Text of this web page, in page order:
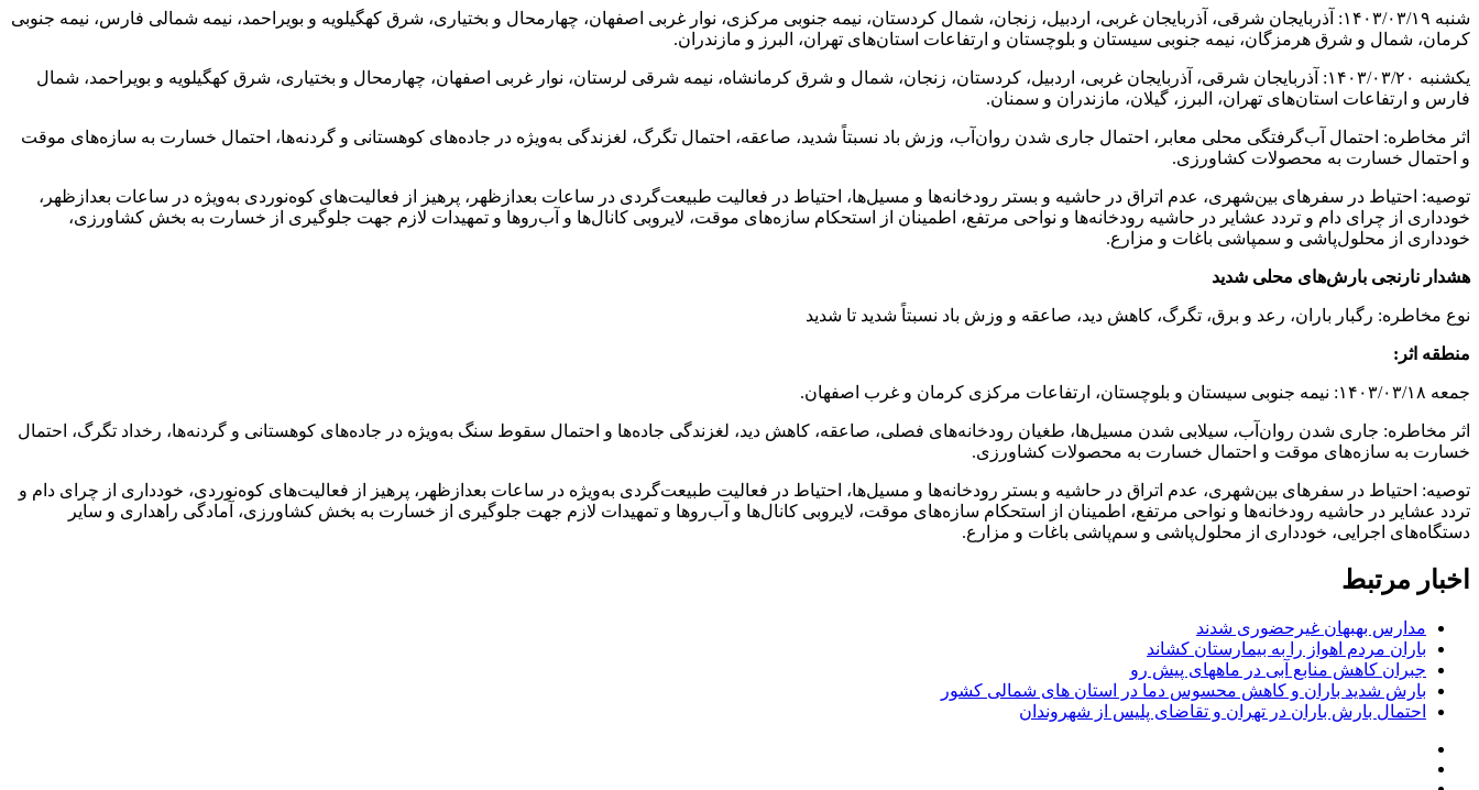
شنبه ۱۴۰۳/۰۳/۱۹: آذربایجان شرقی، آذربایجان غربی، اردبیل، زنجان، شمال کردستان، نیمه جنوبی مرکزی، نوار غربی اصفهان، چهارمحال و بختیاری، شرق کهگیلویه و بویراحمد، نیمه شمالی فارس، نیمه جنوبی
کرمان، شمال و شرق هرمزگان، نیمه جنوبی سیستان و بلوچستان و ارتفاعات استان‌های تهران، البرز و مازندران.
یکشنبه ۱۴۰۳/۰۳/۲۰: آذربایجان شرقی، آذربایجان غربی، اردبیل، کردستان، زنجان، شمال و شرق کرمانشاه، نیمه شرقی لرستان، نوار غربی اصفهان، چهارمحال و بختیاری، شرق کهگیلویه و بویراحمد، شمال
فارس و ارتفاعات استان‌های تهران، البرز، گیلان، مازندران و سمنان.
اثر مخاطره: احتمال آب‌گرفتگی محلی معابر، احتمال جاری شدن روان‌آب، وزش باد نسبتاً شدید، صاعقه، احتمال تگرگ، لغزندگی به‌ویژه در جاده‌های کوهستانی و گردنه‌ها، احتمال خسارت به سازه‌های موقت
و احتمال خسارت به محصولات کشاورزی.
توصیه: احتیاط در سفرهای بین‌شهری، عدم اتراق در حاشیه و بستر رودخانه‌ها و مسیل‌ها، احتیاط در فعالیت طبیعت‌گردی در ساعات بعدازظهر، پرهیز از فعالیت‌های کوه‌نوردی به‌ویژه در ساعات بعدازظهر،
خودداری از چرای دام و تردد عشایر در حاشیه رودخانه‌ها و نواحی مرتفع، اطمینان از استحکام سازه‌های موقت، لایروبی کانال‌ها و آب‌روها و تمهیدات لازم جهت جلوگیری از خسارت به بخش کشاورزی،
خودداری از محلول‌پاشی و سمپاشی باغات و مزارع.
هشدار نارنجی بارش‌های محلی شدید
نوع مخاطره: رگبار باران، رعد و برق، تگرگ، کاهش دید، صاعقه و وزش باد نسبتاً شدید تا شدید
منطقه اثر:
جمعه ۱۴۰۳/۰۳/۱۸: نیمه جنوبی سیستان و بلوچستان، ارتفاعات مرکزی کرمان و غرب اصفهان.
اثر مخاطره: جاری شدن روان‌آب، سیلابی شدن مسیل‌ها، طغیان رودخانه‌های فصلی، صاعقه، کاهش دید، لغزندگی جاده‌ها و احتمال سقوط سنگ به‌ویژه در جاده‌های کوهستانی و گردنه‌ها، رخداد تگرگ، احتمال
خسارت به سازه‌های موقت و احتمال خسارت به محصولات کشاورزی.
توصیه: احتیاط در سفرهای بین‌شهری، عدم اتراق در حاشیه و بستر رودخانه‌ها و مسیل‌ها، احتیاط در فعالیت طبیعت‌گردی به‌ویژه در ساعات بعدازظهر، پرهیز از فعالیت‌های کوه‌نوردی، خودداری از چرای دام و
تردد عشایر در حاشیه رودخانه‌ها و نواحی مرتفع، اطمینان از استحکام سازه‌های موقت، لایروبی کانال‌ها و آب‌روها و تمهیدات لازم جهت جلوگیری از خسارت به بخش کشاورزی، آمادگی راهداری و سایر
دستگاه‌های اجرایی، خودداری از محلول‌پاشی و سم‌پاشی باغات و مزارع.
اخبار مرتبط
مدارس بهبهان غیرحضوری شدند
باران مردم اهواز را به بیمارستان کشاند
جبران کاهش منابع آبی در ماههای پیش رو
بارش شدید باران و کاهش محسوس دما در استان های شمالی کشور
احتمال بارش باران در تهران و تقاضای پلیس از شهروندان